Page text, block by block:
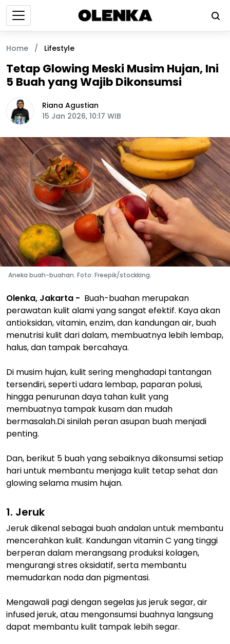
Home / Lifestyle
Tetap Glowing Meski Musim Hujan, Ini
5 Buah yang Wajib Dikonsumsi
Riana Agustian
15 Jan 2026, 10:17 WIB
Aneka buah-buahan. Foto: Freepik/stockking.
Olenka, Jakarta - Buah-buahan merupakan
perawatan kulit alami yang sangat efektif. Kaya akan
antioksidan, vitamin, enzim, dan kandungan air, buah
menutrisi kulit dari dalam, membuatnya lebih lembap,
halus, dan tampak bercahaya.
Di musim hujan, kulit sering menghadapi tantangan
tersendiri, seperti udara lembap, paparan polusi,
hingga penurunan daya tahan kulit yang
membuatnya tampak kusam dan mudah
bermasalah.Di sinilah peran asupan buah menjadi
penting.
Dan, berikut 5 buah yang sebaiknya dikonsumsi setiap
hari untuk membantu menjaga kulit tetap sehat dan
glowing selama musim hujan.
1. Jeruk
Jeruk dikenal sebagai buah andalan untuk membantu
mencerahkan kulit. Kandungan vitamin C yang tinggi
berperan dalam merangsang produksi kolagen,
mengurangi stres oksidatif, serta membantu
memudarkan noda dan pigmentasi.
Mengawali pagi dengan segelas jus jeruk segar, air
infused jeruk, atau mengonsumsi buahnya langsung
dapat membantu kulit tampak lebih segar.